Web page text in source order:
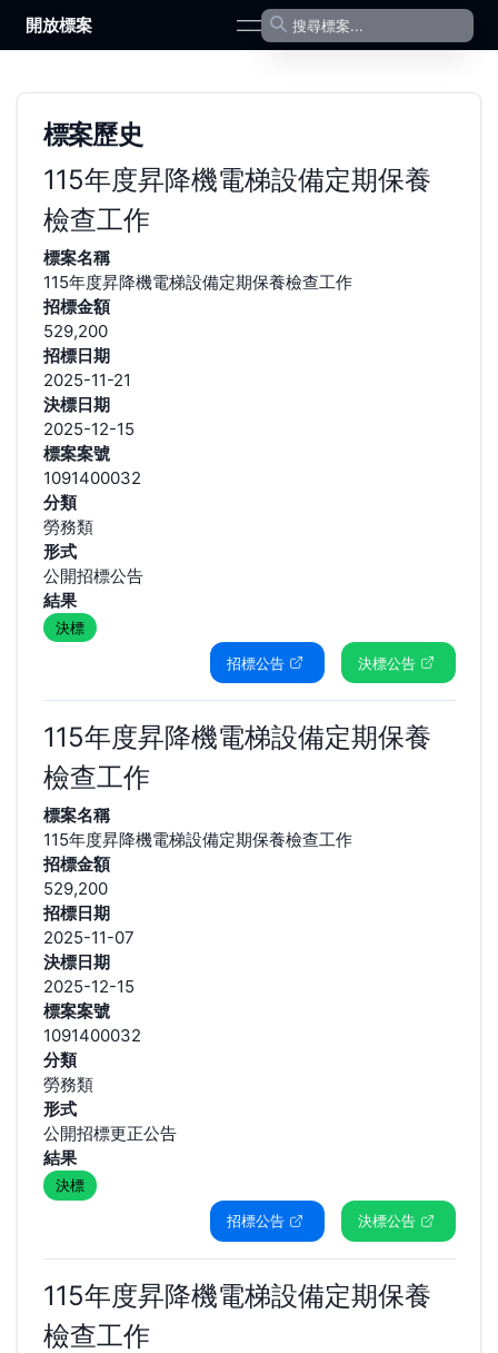
開放標案 open navigation menu
標案歷史
115年度昇降機電梯設備定期保養
檢查工作
標案名稱
115年度昇降機電梯設備定期保養檢查工作
招標金額
529,200
招標日期
2025-11-21
決標日期
2025-12-15
標案案號
1091400032
分類
勞務類
形式
公開招標公告
結果
決標
招標公告
決標公告
115年度昇降機電梯設備定期保養
檢查工作
標案名稱
115年度昇降機電梯設備定期保養檢查工作
招標金額
529,200
招標日期
2025-11-07
決標日期
2025-12-15
標案案號
1091400032
分類
勞務類
形式
公開招標更正公告
結果
決標
招標公告
決標公告
115年度昇降機電梯設備定期保養
檢查工作